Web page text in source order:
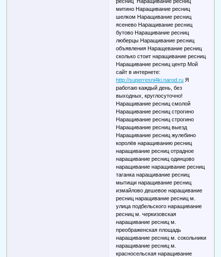
митино Наращивание ресниц
шелком Наращивание ресниц
ясенево Наращивание ресниц
бутово Наращивание ресниц
люберцы Наращивание ресниц
объявления Наращевание ресниц
сколько стоит наращивание ресниц
Наращивание ресниц центр Мой
сайт в интернете:
http://superresni4ki.narod.ru Я
работаю каждый день, без
выходных, круглосуточно!
Наращивание ресниц смолой
Наращивание ресниц строгино
Наращивание ресниц строгино
Наращивание ресниц выезд
Наращивание ресниц жулебино
королёв наращиванию ресниц
наращивание ресниц отрадное
наращивание ресниц одинцово
наращивание наращивание ресниц
таганка наращивание ресниц
мытищи наращивание ресниц
измайлово дешевое наращивание
ресниц наращивание ресниц м.
улица подбельского наращивание
ресниц м. черкизовская
наращивание ресниц м.
преображенская площадь
наращивание ресниц м. сокольники
наращивание ресниц м.
красносельская наращивание